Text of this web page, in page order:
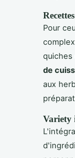
Pour
quiches
de
aux
Variety